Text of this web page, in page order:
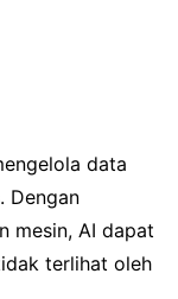
data
Dengan
mesin, AI dapat
terlihat oleh